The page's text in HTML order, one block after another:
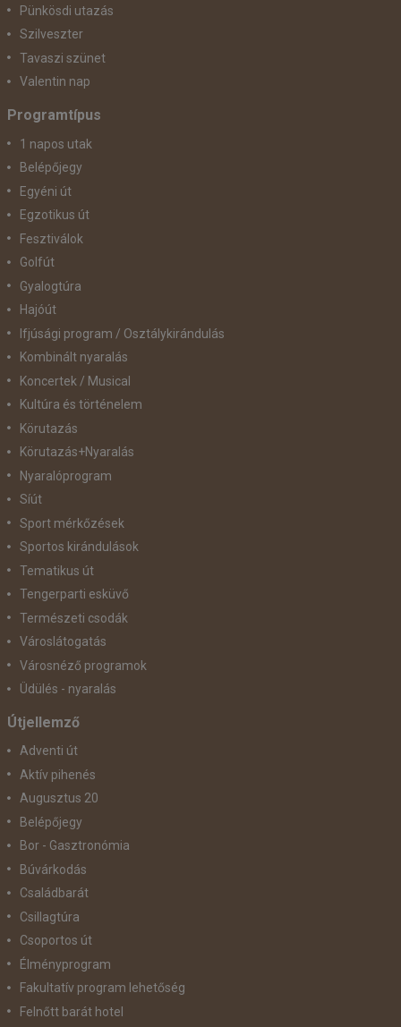
Pünkösdi utazás
Szilveszter
Tavaszi szünet
Valentin nap
Programtípus
1 napos utak
Belépőjegy
Egyéni út
Egzotikus út
Fesztiválok
Golfút
Gyalogtúra
Hajóút
Ifjúsági program / Osztálykirándulás
Kombinált nyaralás
Koncertek / Musical
Kultúra és történelem
Körutazás
Körutazás+Nyaralás
Nyaralóprogram
Síút
Sport mérkőzések
Sportos kirándulások
Tematikus út
Tengerparti esküvő
Természeti csodák
Városlátogatás
Városnéző programok
Üdülés - nyaralás
Útjellemző
Adventi út
Aktív pihenés
Augusztus 20
Belépőjegy
Bor - Gasztronómia
Búvárkodás
Családbarát
Csillagtúra
Csoportos út
Élményprogram
Fakultatív program lehetőség
Felnőtt barát hotel